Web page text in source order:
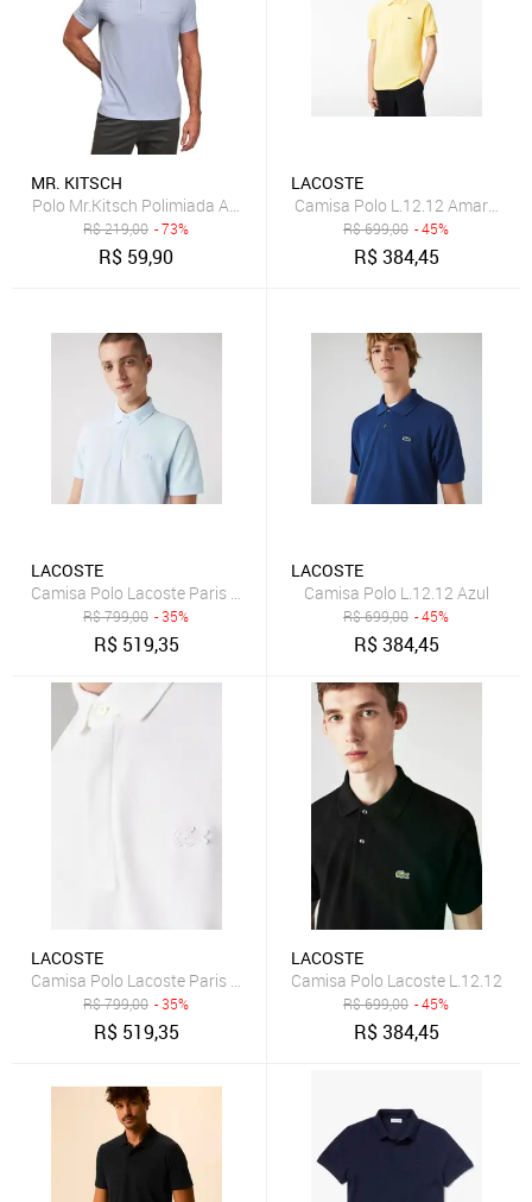
MR. KITSCH
Polo Mr.Kitsch Polimiada Azul Claro
R$219,00 - 73%
R$ 59,90
LACOSTE
Camisa Polo L.12.12 Amarelo
R$699,00 - 45%
R$384,45
LACOSTE
R$799,00 - 35%
R$ 519,35
LACOSTE
Camisa Polo L.12.12 Azul
R$699,00 - 45%
R$384,45
LACOSTE
Camisa Polo Lacoste Paris Regular Fit Masculina em piquet de
R$799,00 - 35%
R$ 519,35
LACOSTE
Camisa Polo Lacoste L.12.12
R$699,00 - 45%
R$384,45